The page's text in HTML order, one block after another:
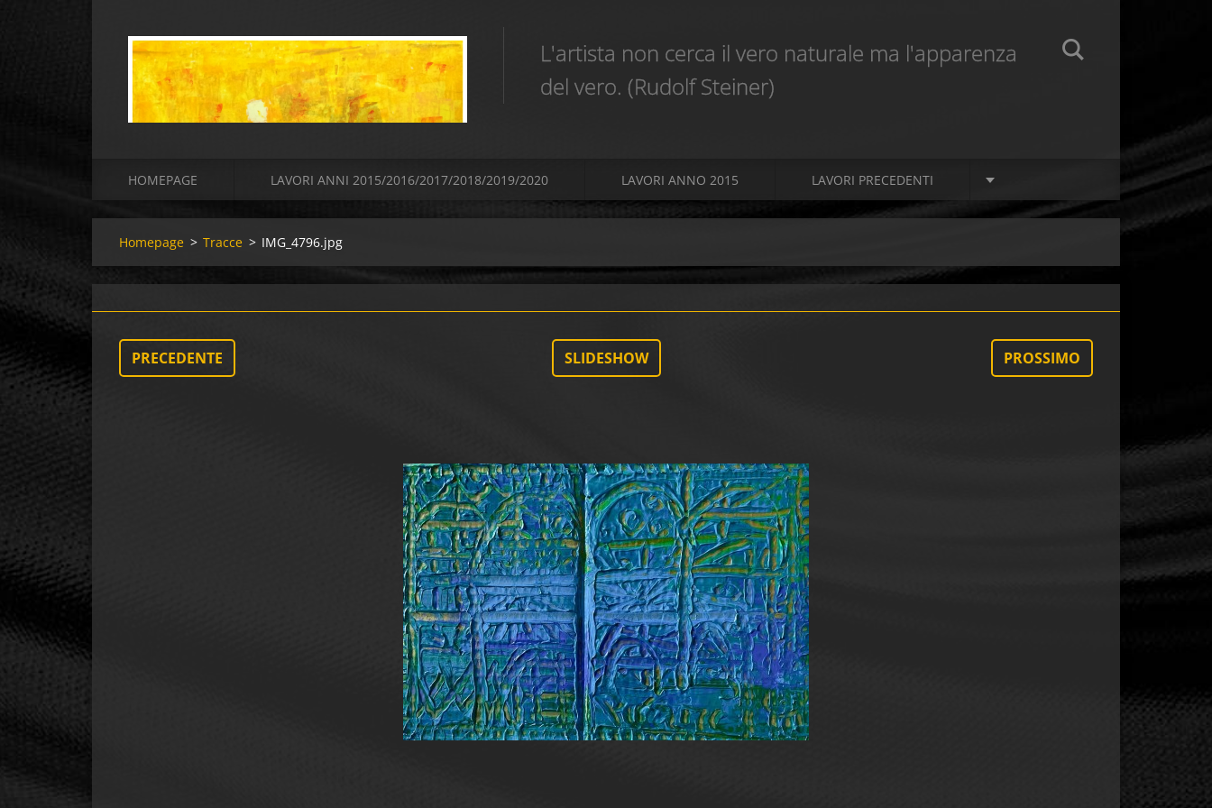
L'artista non cerca il vero naturale ma l'apparenza
del vero. (Rudolf Steiner)
HOMEPAGE LAVORI ANNI 2015/2016/2017/2018/2019/2020 LAVORI ANNO 2015 LAVORI PRECEDENTI
Homepage > Tracce > IMG_4796.jpg
PRECEDENTE SLIDESHOW PROSSIMO